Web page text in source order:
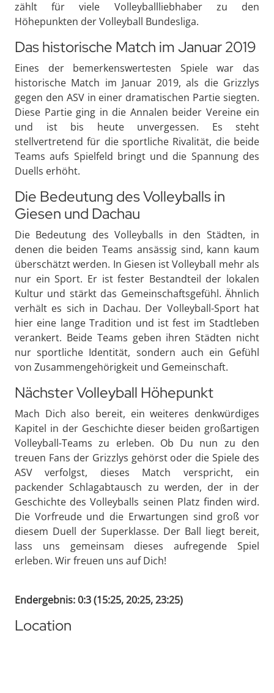
zählt für viele Volleyballliebhaber zu den
Höhepunkten der Volleyball Bundesliga.
Das historische Match im Januar 2019
Eines der bemerkenswertesten Spiele war das
historische Match im Januar 2019, als die Grizzlys
gegen den ASV in einer dramatischen Partie siegten.
Diese Partie ging in die Annalen beider Vereine ein
und ist bis heute unvergessen. Es steht
stellvertretend für die sportliche Rivalität, die beide
Teams aufs Spielfeld bringt und die Spannung des
Duells erhöht.
Die Bedeutung des Volleyballs in
Giesen und Dachau
Die Bedeutung des Volleyballs in den Städten, in
denen die beiden Teams ansässig sind, kann kaum
überschätzt werden. In Giesen ist Volleyball mehr als
nur ein Sport. Er ist fester Bestandteil der lokalen
Kultur und stärkt das Gemeinschaftsgefühl. Ähnlich
verhält es sich in Dachau. Der Volleyball-Sport hat
hier eine lange Tradition und ist fest im Stadtleben
verankert. Beide Teams geben ihren Städten nicht
nur sportliche Identität, sondern auch ein Gefühl
von Zusammengehörigkeit und Gemeinschaft.
Nächster Volleyball Höhepunkt
Mach Dich also bereit, ein weiteres denkwürdiges
Kapitel in der Geschichte dieser beiden großartigen
Volleyball-Teams zu erleben. Ob Du nun zu den
treuen Fans der Grizzlys gehörst oder die Spiele des
ASV verfolgst, dieses Match verspricht, ein
packender Schlagabtausch zu werden, der in der
Geschichte des Volleyballs seinen Platz finden wird.
Die Vorfreude und die Erwartungen sind groß vor
diesem Duell der Superklasse. Der Ball liegt bereit,
lass uns gemeinsam dieses aufregende Spiel
erleben. Wir freuen uns auf Dich!
Endergebnis: 0:3 (15:25, 20:25, 23:25)
Location